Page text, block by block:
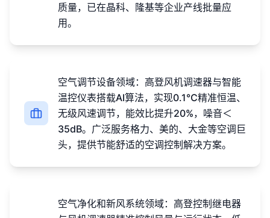
质量，已在晶科、隆基等企业产线批量应
用。
空气调节设备领域：高登风机调速器与智能
温控仪表搭载AI算法，实现0.1℃精准恒温、
无级风速调节，能效比提升20%，噪音＜
35dB。广泛服务格力、美的、大金等空调巨
头，提供节能舒适的空调控制解决方案。
空气净化和新风系统领域：高登控制继电器